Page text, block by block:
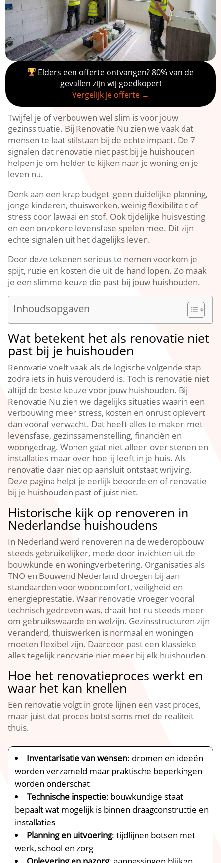
Elders een offerte ontvangen? 80% van de
gevallen zijn wij goedkoper!
Vergelijk je offerte →
Twijfel je of verbouwen wel slim is voor jouw
gezinssituatie.​ Bij Renovatie Nu zien we vaak dat
mensen te laat stilstaan bij de echte impact.​ De 7
signalen dat renovatie niet past bij je huishouden
helpen je om helder te kijken naar je woning en je
leven nu.​
Denk aan een krap budget, geen duidelijke planning,
jonge kinderen, thuiswerken, weinig flexibiliteit of
stress door lawaai en stof.​ Ook tijdelijke huisvesting
en een onzekere levensfase spelen mee.​ Dit zijn
echte signalen uit het dagelijks leven.​
Door deze tekenen serieus te nemen voorkom je
spijt, ruzie en kosten die uit de hand lopen.​ Zo maak
je een slimme keuze die past bij jouw huishouden.​
Inhoudsopgaven
Wat betekent het als renovatie niet
past bij je huishouden
Renovatie voelt vaak als de logische volgende stap
zodra iets in huis verouderd is.​ Toch is renovatie niet
altijd de beste keuze voor jouw huishouden.​ Bij
Renovatie Nu zien we dagelijks situaties waarin een
verbouwing meer stress, kosten en onrust oplevert
dan vooraf verwacht.​ Dat heeft alles te maken met
levensfase, gezinssamenstelling, financiën en
woongedrag.​ Wonen gaat niet alleen over stenen en
installaties maar over hoe jij leeft in je huis.​ Als
renovatie daar niet op aansluit ontstaat wrijving.​
Deze pagina helpt je eerlijk beoordelen of renovatie
bij je huishouden past of juist niet.​
Historische kijk op renoveren in
Nederlandse huishoudens
In Nederland werd renoveren na de wederopbouw
steeds gebruikelijker, mede door inzichten uit de
bouwkunde en woningverbetering.​ Organisaties als
TNO en Bouwend Nederland droegen bij aan
standaarden voor wooncomfort, veiligheid en
energieprestatie.​ Waar renovatie vroeger vooral
technisch gedreven was, draait het nu steeds meer
om gebruikswaarde en welzijn.​ Gezinsstructuren zijn
veranderd, thuiswerken is normaal en woningen
moeten flexibel zijn.​ Daardoor past een klassieke
alles tegelijk renovatie niet meer bij elk huishouden.​
Hoe het renovatieproces werkt en
waar het kan knellen
Een renovatie volgt in grote lijnen een vast proces,
maar juist dat proces botst soms met de realiteit
thuis.​
Inventarisatie van wensen: dromen en ideeën
worden verzameld maar praktische beperkingen
worden onderschat
Technische inspectie: bouwkundige staat
bepaalt wat mogelijk is binnen draagconstructie en
installaties
Planning en uitvoering: tijdlijnen botsen met
werk, school en zorg
Oplevering en nazorg: aanpassingen blijken